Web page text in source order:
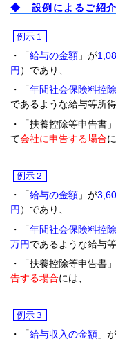
◆ 設例によるご紹
例示１
・「給与の金額 」が
円 ）であり、
・「年間社会保険料控
であるような給与等所得
・「扶養控除等申告書
て会社に申告する場合
例示２
・「給与の金額 」が
円 ）であり、
・「年間社会保険料控
万円であるような給与
・「扶養控除等申告書
告する場合に
例示３
・「給与収入の金額 」が